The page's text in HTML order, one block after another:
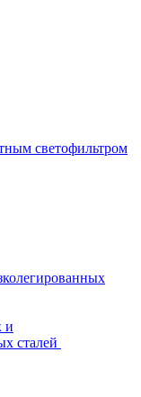
светофильтром
и
сталей